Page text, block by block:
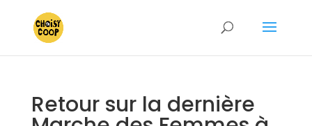
Retour sur la dernière